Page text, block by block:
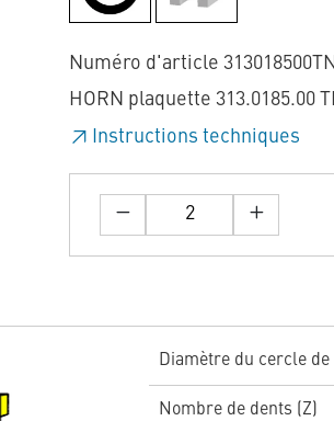
Numéro d'article
HORN plaquette 313.0185.00
Instructions techniques
Diamètre du cercle de
Nombre de dents (Z)